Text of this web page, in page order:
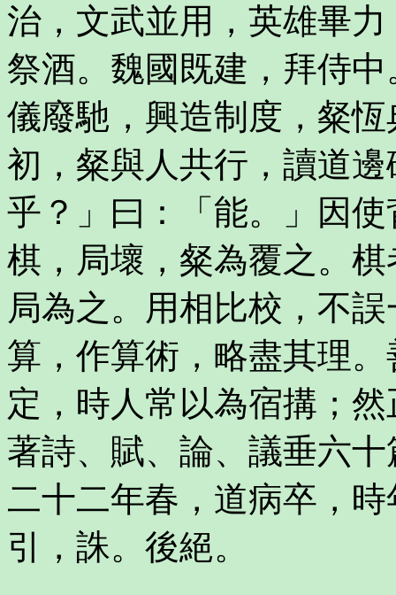
治，文武並用，英雄畢
祭酒。魏國既建，拜侍
儀廢馳，興造制度，粲恆
初，粲與人共行，讀道
乎？」曰：「能。」因
棋，局壞，粲為覆之。
局為之。用相比校，不
算，作算術，略盡其理
定，時人常以為宿搆；
著詩、賦、論、議垂六
二十二年春，道病卒，
引，誅。後絕。